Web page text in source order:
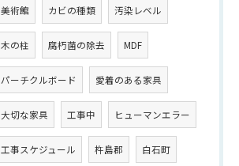
美術館 カビの種類 汚染レベル
木の柱 腐朽菌の除去 MDF
パーチクルボード 愛着のある家具
大切な家具 工事中 ヒューマンエラー
工事スケジュール 杵島郡 白石町